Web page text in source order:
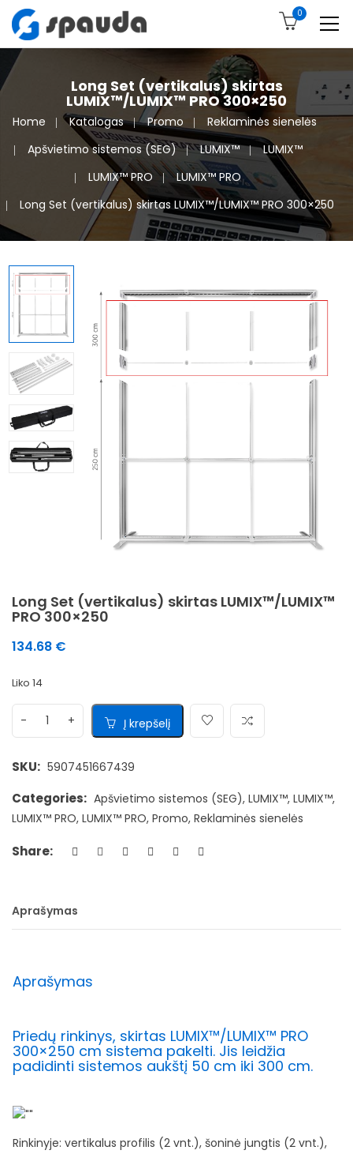
0
Long Set (vertikalus) skirtas
LUMIX™/LUMIX™ PRO 300×250
Home Katalogas Promo
Reklaminės sienelės
Apšvietimo sistemos (SEG)
LUMIX™
LUMIX™
LUMIX™ PRO
LUMIX™ PRO
Long Set (vertikalus) skirtas LUMIX™/LUMIX™ PRO 300×250
Long Set (vertikalus) skirtas LUMIX™/LUMIX™
PRO 300×250
134.68 €
Liko 14
Į krepšelį
SKU: 5907451667439
Categories: Apšvietimo sistemos (SEG), LUMIX™, LUMIX™,
LUMIX™ PRO, LUMIX™ PRO, Promo, Reklaminės sienelės
Share:
Aprašymas
Aprašymas
Priedų rinkinys, skirtas LUMIX™/LUMIX™ PRO
300×250 cm sistema pakelti. Jis leidžia
padidinti sistemos aukštį 50 cm iki 300 cm.
Rinkinyje: vertikalus profilis (2 vnt.), šoninė jungtis (2 vnt.),